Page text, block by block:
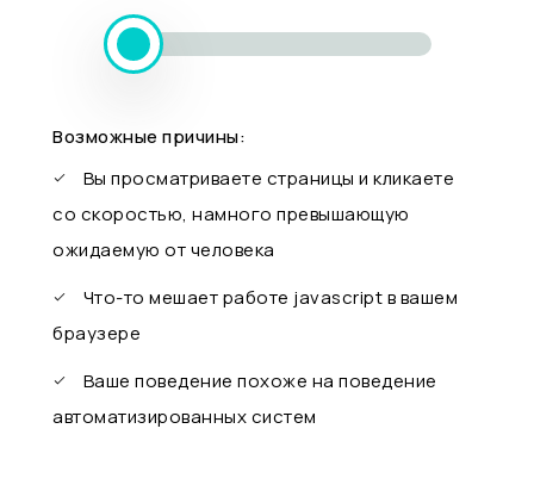
Возможные причины:
Вы просматриваете страницы и кликаете
со скоростью, намного превышающую
ожидаемую от человека
Что-то мешает работе javascript в вашем
браузере
Ваше поведение похоже на поведение
автоматизированных систем